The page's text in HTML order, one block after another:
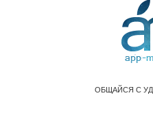
ОБЩАЙСЯ С